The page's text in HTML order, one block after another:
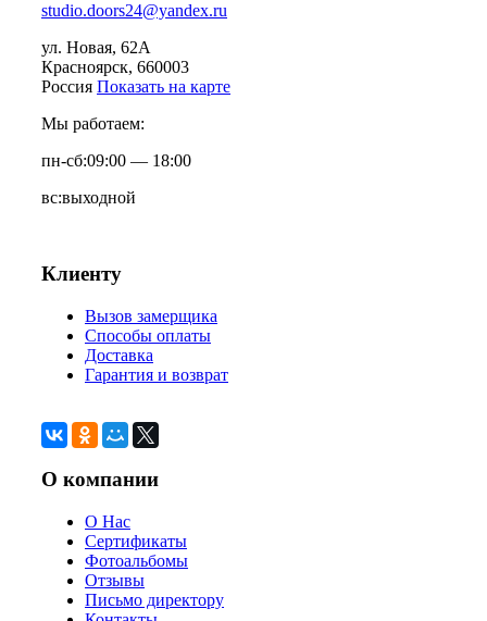
studio.doors24@yandex.ru
ул. Новая, 62А
Красноярск, 660003
Россия Показать на карте
Мы работаем:
пн-сб:09:00 — 18:00
вс:выходной
Клиенту
Вызов замерщика
Способы оплаты
Доставка
Гарантия и возврат
О компании
О Нас
Сертификаты
Фотоальбомы
Отзывы
Письмо директору